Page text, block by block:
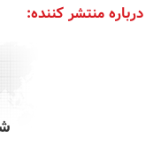
درباره منتشر کننده: